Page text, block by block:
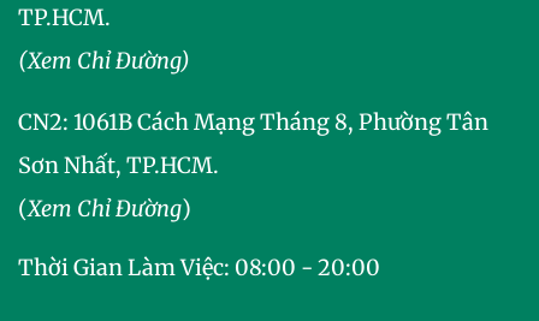
TP.HCM.
(Xem Chỉ Đường)
CN2: 1061B Cách Mạng Tháng 8, Phường Tân
Sơn Nhất, TP.HCM.
(Xem Chỉ Đường)
Thời Gian Làm Việc: 08:00 - 20:00